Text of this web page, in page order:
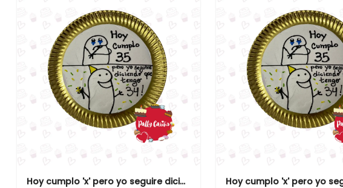
Hoy cumplo 'x' pero yo seguire diciendo que tengo 'x'